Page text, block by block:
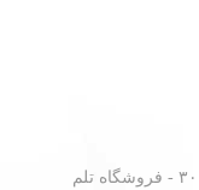
کرج - جاده فردیس - نبش گلستان ۳۰ - فروشگاه تلم